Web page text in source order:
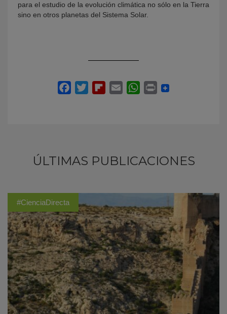
para el estudio de la evolución climática no sólo en la Tierra
sino en otros planetas del Sistema Solar.
ÚLTIMAS PUBLICACIONES
#CienciaDirecta